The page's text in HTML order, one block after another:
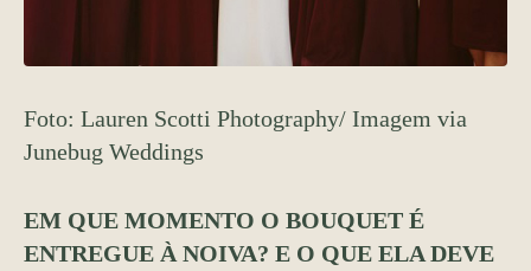
Foto: Lauren Scotti Photography/ Imagem via
Junebug Weddings
EM QUE MOMENTO O BOUQUET É
ENTREGUE À NOIVA? E O QUE ELA DEVE